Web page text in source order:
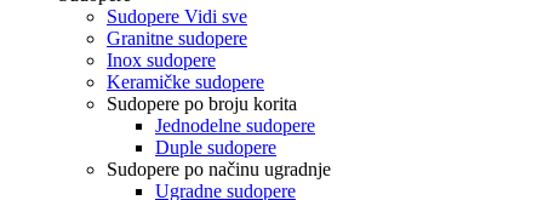
Sudopere Vidi sve
Granitne sudopere
Inox sudopere
Keramičke sudopere
Sudopere po broju korita
Jednodelne sudopere
Duple sudopere
Sudopere po načinu ugradnje
Ugradne sudopere